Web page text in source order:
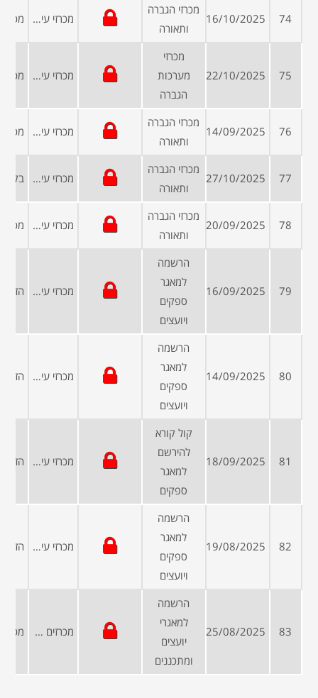
74
16/10/2025
מכרזי הגברה
ותאורה
מכרזי עיריות ומועצות
75
22/10/2025
מכרזי
מערכות
הגברה
מכרזי עיריות ומועצות
76
14/09/2025
מכרזי הגברה
ותאורה
מכרזי עיריות ומועצות
77
27/10/2025
מכרזי הגברה
ותאורה
מכרזי עיריות ומועצות
78
20/09/2025
מכרזי הגברה
ותאורה
מכרזי עיריות ומועצות
79
16/09/2025
הרשמה
למאגר
ספקים
ויועצים
מכרזי עיריות ומועצות
80
14/09/2025
הרשמה
למאגר
ספקים
ויועצים
מכרזי עיריות ומועצות
81
18/09/2025
קול קורא
להירשם
למאגר
ספקים
מכרזי עיריות ומועצות
82
19/08/2025
הרשמה
למאגר
ספקים
ויועצים
מכרזי עיריות ומועצות
83
25/08/2025
הרשמה
למאגרי
יועצים
ומתכננים
מכרזים פומביים